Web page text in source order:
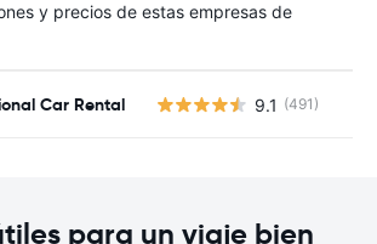
y precios de estas empresas de
Car Rental 9.1 (491)
para un viaje bien